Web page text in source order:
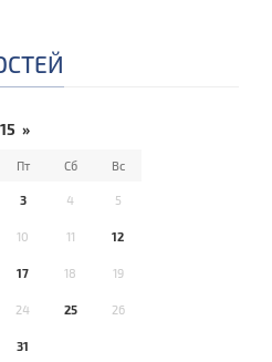
»
Пт Сб Вс
3 4 5
10 11 12
17 18 19
24 25 26
31